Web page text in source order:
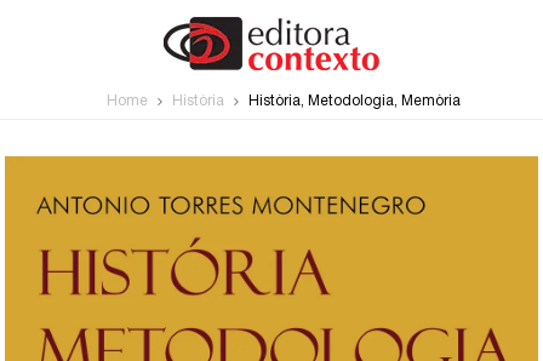
Home História História, Metodologia, Memória